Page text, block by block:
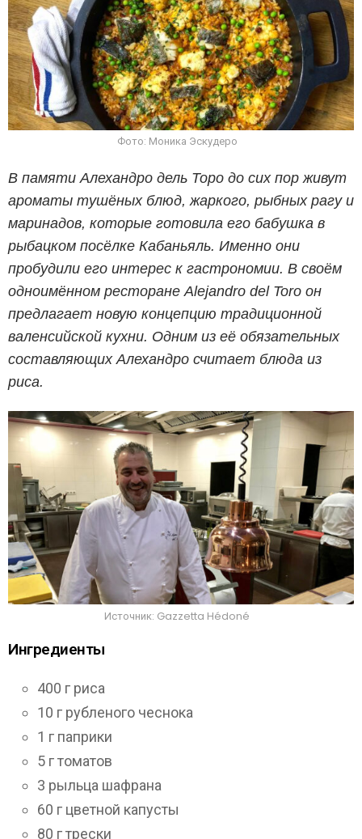
Фото: Моника Эскудеро
В памяти Алехандро дель Торо до сих пор живут
ароматы тушёных блюд, жаркого, рыбных рагу и
маринадов, которые готовила его бабушка в
рыбацком посёлке Кабаньяль. Именно они
пробудили его интерес к гастрономии. В своём
одноимённом ресторане Alejandro del Toro он
предлагает новую концепцию традиционной
валенсийской кухни. Одним из её обязательных
составляющих Алехандро считает блюда из
риса.
Источник: Gazzetta Hédoné
Ингредиенты
400 г риса
10 г рубленого чеснока
1 г паприки
5 г томатов
3 рыльца шафрана
60 г цветной капусты
80 г трески